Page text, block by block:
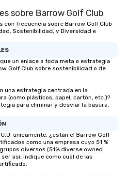
sobre Barrow Golf Club
con frecuencia sobre Barrow Golf Club
Sostenibilidad, y Diversidad e
un enlace a toda meta o estrategia
Golf Club sobre sostenibilidad o de
una estrategia centrada en la
(como plásticos, papel, cartón, etc.)?
para eliminar y desviar la basura.
únicamente, ¿están el Barrow Golf
como una empresa cuyo 51 %
diversos (51% diverse owned
así, indique como cuál de las